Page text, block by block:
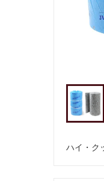
ハイ・ク